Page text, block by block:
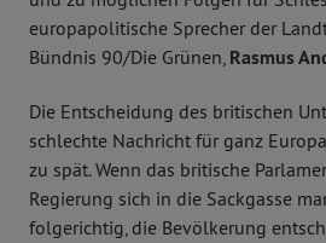
europapolitische Sprecher der
Bündnis 90/Die Grünen, Rasmus
Die Entscheidung des britischen
schlechte Nachricht für ganz
zu spät. Wenn das britische
Regierung sich in die Sackgasse
folgerichtig, die Bevölkerung